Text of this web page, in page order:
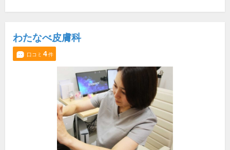
わたなべ皮膚科
口コミ 4件